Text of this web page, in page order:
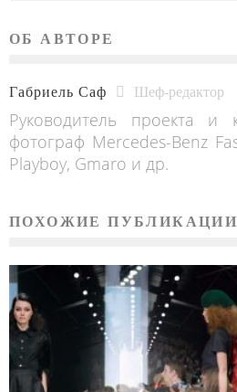
ОБ АВТОРЕ
Габриель Саф Шеф-редактор
Руководитель проекта и
фотограф Mercedes-Benz
Playboy, Gmaro и др.
ПОХОЖИЕ ПУБЛИКАЦИИ